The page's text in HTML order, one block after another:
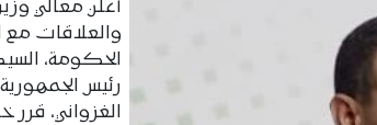
أعلن معالي
والعلاقات مع
الحكومة،
رئيس
الغزواني، قرر